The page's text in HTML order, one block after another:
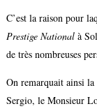
C’est la raison pour
Prestige National à
de très nombreuses
On remarquait ainsi
Sergio, le Monsieur